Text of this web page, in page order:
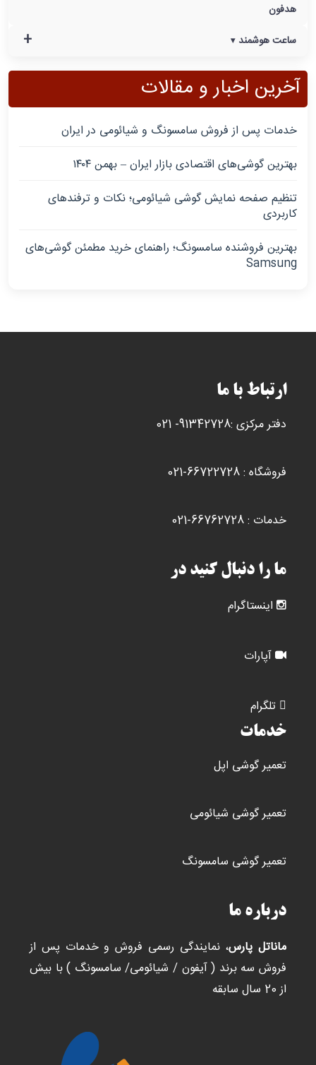
هدفون
+ ساعت هوشمند
آخرین اخبار و مقالات
خدمات پس از فروش سامسونگ و شیائومی در ایران
بهترین گوشی‌های اقتصادی بازار ایران – بهمن ۱۴۰۴
تنظیم صفحه نمایش گوشی شیائومی؛ نکات و ترفندهای
کاربردی
بهترین فروشنده سامسونگ؛ راهنمای خرید مطمئن گوشی‌های
Samsung
ارتباط با ما
دفتر مرکزی :91342728- 021
فروشگاه : 66722728-021
خدمات : 66762728-021
ما را دنبال کنید در
اینستاگرام
آپارات
تلگرام
خدمات
تعمیر گوشی اپل
تعمیر گوشی شیائومی
تعمیر گوشی سامسونگ
درباره ما
ماناتل پارس، نمایندگی رسمی فروش و خدمات پس از
فروش سه برند ( آیفون / شیائومی/ سامسونگ ) با بیش
از 20 سال سابقه